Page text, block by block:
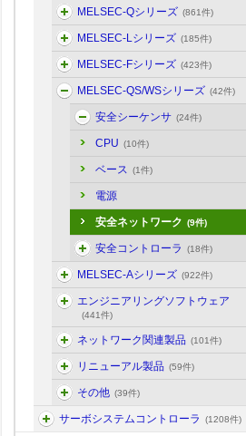
MELSEC-Qシリーズ (861件)
MELSEC-Lシリーズ (185件)
MELSEC-Fシリーズ (423件)
MELSEC-QS/WSシリーズ (42件)
安全シーケンサ (24件)
CPU (10件)
ベース (1件)
電源
安全ネットワーク (9件)
安全コントローラ (18件)
MELSEC-Aシリーズ (922件)
エンジニアリングソフトウェア
(441件)
ネットワーク関連製品 (101件)
リニューアル製品 (59件)
その他 (39件)
サーボシステムコントローラ (1208件)